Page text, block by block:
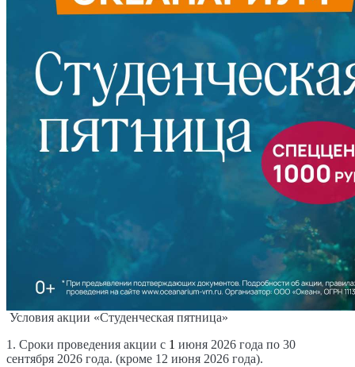
Условия акции «Студенческая пятница»
1. Сроки проведения акции с 1 июня 2026 года по 30
сентября 2026 года. (кроме 12 июня 2026 года).